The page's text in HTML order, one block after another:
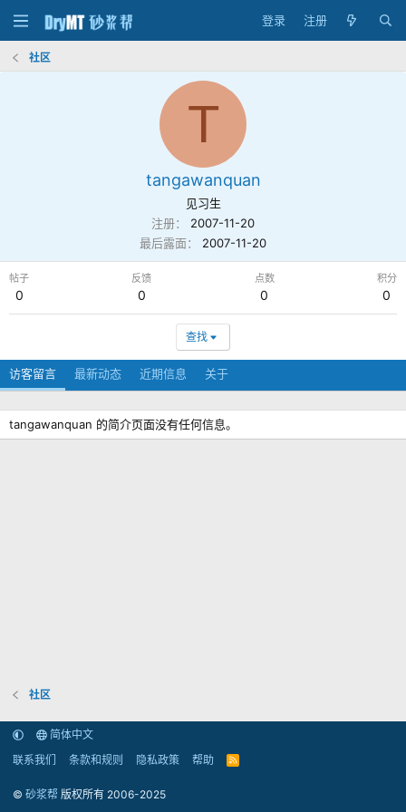
登录 注册
社区
T
tangawanquan
见习生
注册
2007-11-20
最后露面
2007-11-20
帖子
0
反馈
0
点数
0
积分
0
查找
访客留言 最新动态 近期信息 关于
tangawanquan 的简介页面没有任何信息。
社区
简体中文
联系我们
条款和规则 隐私政策 帮助
R
© 砂浆帮 版权所有 2006-2025